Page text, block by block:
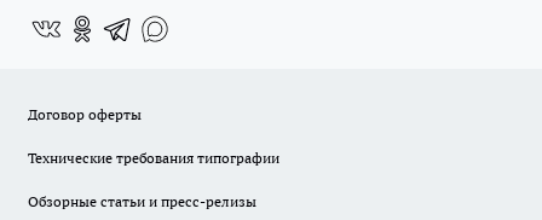
Договор оферты
Технические требования типографии
Обзорные статьи и пресс-релизы